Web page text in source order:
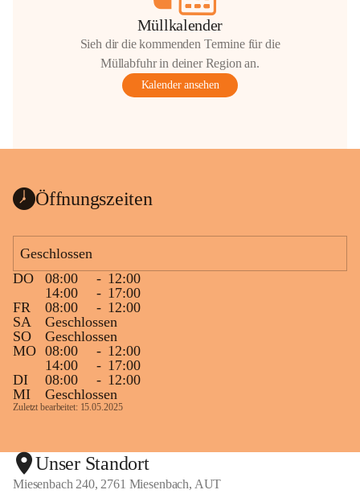
Müllkalender
Sieh dir die kommenden Termine für die
Müllabfuhr in deiner Region an.
Kalender ansehen
Öffnungszeiten
Geschlossen
DO
08:00 - 12:00
14:00
- 17:00
FR
08:00 - 12:00
SA
Geschlossen
SO
Geschlossen
MO 08:00 - 12:00
14:00
- 17:00
DI
08:00 - 12:00
MI
Geschlossen
Zuletzt bearbeitet: 15.05.2025
Unser Standort
Miesenbach 240, 2761 Miesenbach, AUT